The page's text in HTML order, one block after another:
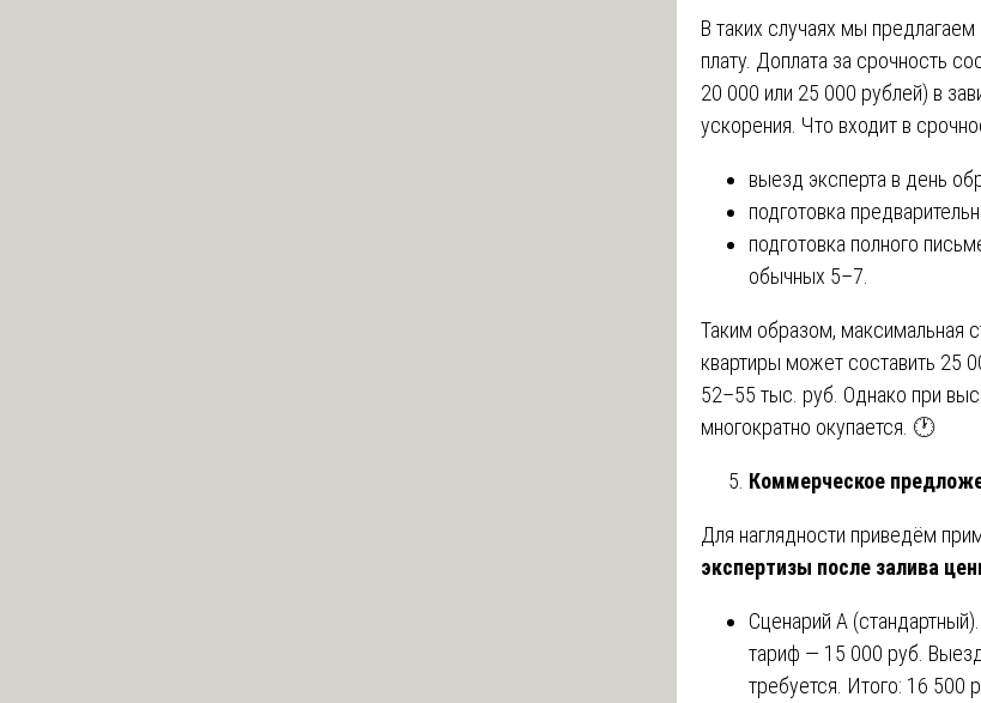
В таких случаях мы
плату. Доплата за срочность
20 000 или 25 000 рублей) в
ускорения. Что входит в
выезд эксперта в день
подготовка
подготовка полного
обычных 5–7.
Таким образом, максимальная
квартиры может составить 25
52–55 тыс. руб. Однако при
многократно окупается. 🕐
Коммерческое
Для наглядности приведём
экспертизы после залива
Сценарий А
тариф — 15 000 руб.
требуется. Итого: 16 500